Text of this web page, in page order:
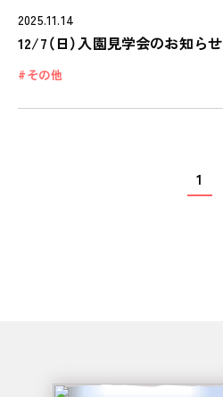
2025.11.14
12/7（日）入園見学会のお知らせ
その他
1